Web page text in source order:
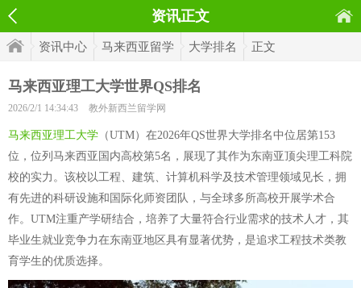
资讯正文
资讯中心 马来西亚留学 大学排名 正文
马来西亚理工大学世界QS排名
2026/2/1 14:34:43 教外新西兰留学网
马来西亚理工大学 （UTM）在2026年QS世界大学排名中位居第153
位，位列马来西亚国内高校第5名，展现了其作为东南亚顶尖理工科院
校的实力。该校以工程、建筑、计算机科学及技术管理领域见长，拥
有先进的科研设施和国际化师资团队，与全球多所高校开展学术合
作。UTM注重产学研结合，培养了大量符合行业需求的技术人才，其
毕业生就业竞争力在东南亚地区具有显著优势，是追求工程技术类教
育学生的优质选择。